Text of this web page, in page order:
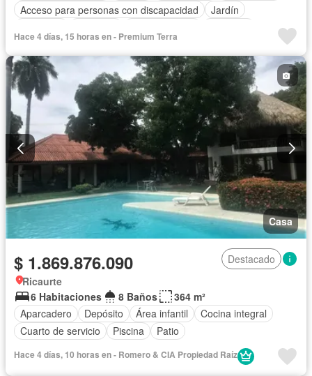
Acceso para personas con discapacidad
Jardín
Gas natural
Vista panorámica
Seguridad privada
Piscina
Hace 4 días, 15 horas en - Premium Terra
Casa
$ 1.869.876.090
Destacado
Ricaurte
6 Habitaciones
8 Baños
364 m²
Aparcadero
Depósito Área infantil
Cocina integral
Cuarto de servicio
Piscina Patio
Hace 4 días, 10 horas en - Romero & CIA Propiedad Raí­z